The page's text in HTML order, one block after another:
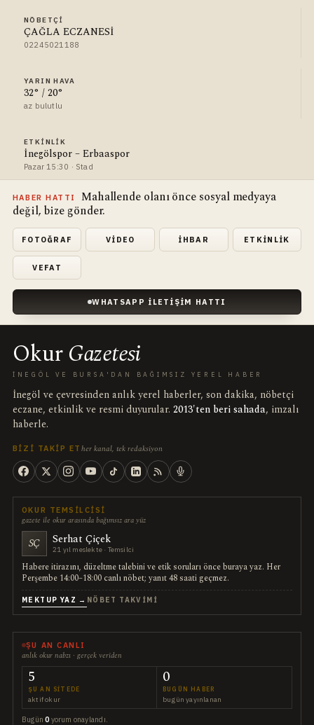
NÖBETÇI
ÇAĞLA ECZANESİ
02245021188
YARIN HAVA
32° / 20°
az bulutlu
ETKINLIK
İnegölspor – Erbaaspor
Pazar 15:30 · Stad
HABER HATTI
Mahallende olanı önce sosyal medyaya
değil, bize gönder.
FOTOĞRAF VIDEO İHBAR ETKINLIK
VEFAT
WHATSAPP İLETIŞIM HATTI
OkurGazetesi
İNEGÖL VE BURSA'DAN BAĞIMSIZ YEREL HABER
İnegöl ve çevresinden anlık yerel haberler, son dakika, nöbetçi
eczane, etkinlik ve resmi duyurular. 2013'ten beri sahada, imzalı
haberle.
BIZI TAKIP ET her kanal, tek redaksiyon
OKUR TEMSILCISI
gazete ile okur arasında bağımsız ara yüz
SÇ Serhat Çiçek
21 yıl meslekte · Temsilci
Habere itirazını, düzeltme talebini ve etik soruları önce buraya yaz. Her
Perşembe 14:00–18:00 canlı nöbet; yanıt 48 saati geçmez.
MEKTUP YAZ → NÖBET TAKVIMI
ŞU AN CANLI
anlık okur nabzı · gerçek veriden
5
ŞU AN SITEDE
aktif okur
0
BUGÜN HABER
bugün yayınlanan
Bugün0 yorum onaylandı.